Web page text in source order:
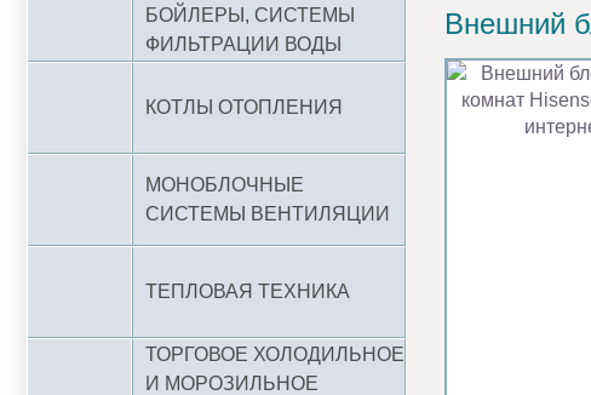
БОЙЛЕРЫ, СИСТЕМЫ
ФИЛЬТРАЦИИ ВОДЫ
КОТЛЫ ОТОПЛЕНИЯ
МОНОБЛОЧНЫЕ
СИСТЕМЫ ВЕНТИЛЯЦИИ
ТЕПЛОВАЯ ТЕХНИКА
ТОРГОВОЕ ХОЛОДИЛЬНОЕ
И МОРОЗИЛЬНОЕ
Внешний